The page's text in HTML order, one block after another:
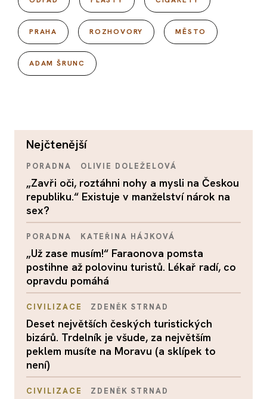
PRAHA ROZHOVORY MĚSTO
ADAM ŠRUNC
nejčtenější
PORADNA OLIVIE DOLEŽELOVÁ
„Zavři oči, roztáhni nohy a mysli na Českou
republiku.“ Existuje v manželství nárok na
sex?
PORADNA KATEŘINA HÁJKOVÁ
„Už zase musím!“ Faraonova pomsta
postihne až polovinu turistů. Lékař radí, co
opravdu pomáhá
CIVILIZACE ZDENĚK STRNAD
Deset největších českých turistických
bizárů. Trdelník je všude, za největším
peklem musíte na Moravu (a sklípek to
není)
CIVILIZACE ZDENĚK STRNAD